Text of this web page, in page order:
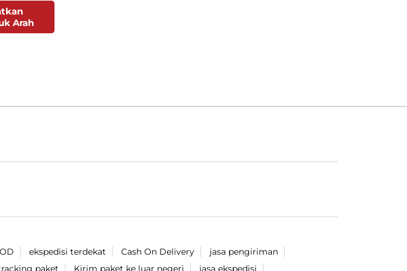
Arah
ekspedisi terdekat Cash On Delivery
jasa pengiriman
paket Kirim paket ke luar negeri jasa ekspedisi